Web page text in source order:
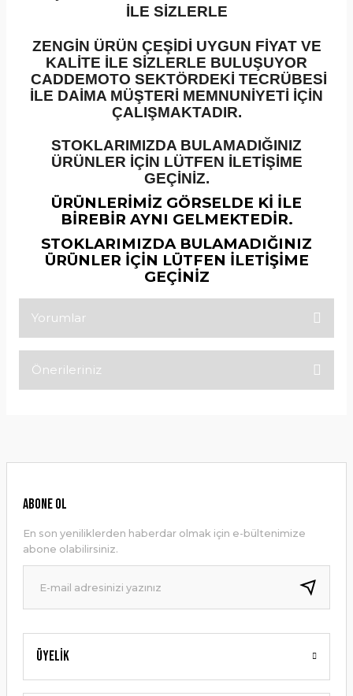
İLE SİZLERLE
ZENGİN ÜRÜN ÇEŞİDİ UYGUN FİYAT VE
KALİTE İLE SİZLERLE BULUŞUYOR
CADDEMOTO SEKTÖRDEKİ TECRÜBESİ
İLE DAİMA MÜŞTERİ MEMNUNİYETİ İÇİN
ÇALIŞMAKTADIR.
STOKLARIMIZDA BULAMADIĞINIZ
ÜRÜNLER İÇİN LÜTFEN İLETİŞİME
GEÇİNİZ.
ÜRÜNLERİMİZ GÖRSELDE Kİ İLE
BİREBİR AYNI GELMEKTEDİR.
STOKLARIMIZDA BULAMADIĞINIZ
ÜRÜNLER İÇİN LÜTFEN İLETİŞİME
GEÇİNİZ
Yorumlar
Önerileriniz
Ürün resmi kalitesiz, bozuk veya görüntülenemiyor.
Ürün bilgilerinde hatalar bulunuyor.
Ürün fiyatı diğer sitelerden daha pahalı.
Bu ürüne benzer farklı alternatifler olmalı.
Gönder
Üyelik
ABONE OL
En son yeniliklerden haberdar olmak için e-bültenimize
abone olabilirsiniz.